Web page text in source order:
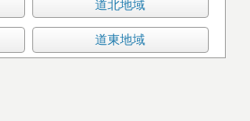
道北地域
道東地域